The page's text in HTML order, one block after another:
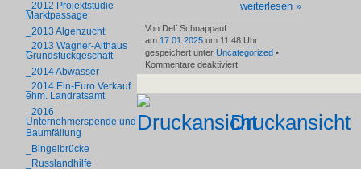
_2012 Projektstudie
Marktpassage
_2013 Algenzucht
_2013 Wagner-Althaus
Grundstückgeschäft
_2014 Abwasser
_2014 Ein-Euro Verkauf
ehm. Landratsamt
_2016
Unternehmerspende und
Baumfällung
_Bingelbrücke
_Russlandhilfe
weiterlesen »
Von Delf Schnappauf
am 17.01.2025 um 11:48 Uhr
gespeichert unter Uncategorized •
Kommentare deaktiviertfür
2025:
Druckansicht